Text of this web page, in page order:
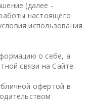
(далее -
настоящего
использования
о себе, а
связи на Сайте.
офертой в